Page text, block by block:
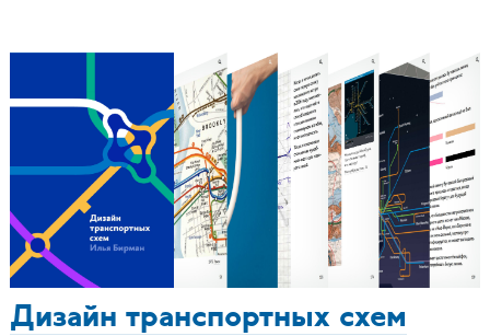
Дизайн транспортных схем